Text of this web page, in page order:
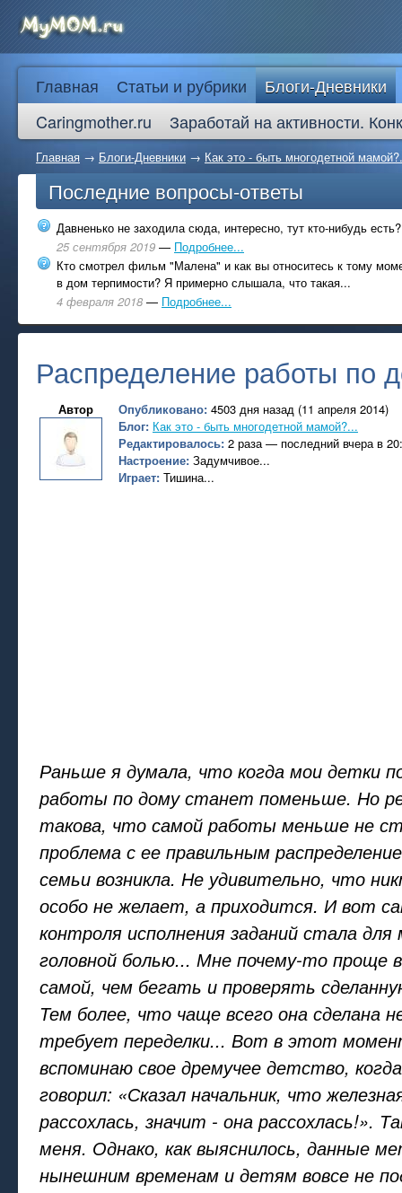
Главная Статьи и рубрики
Блоги-Дневники
Caringmother.ru
Заработай на активности.
Главная → Блоги-Дневники → Как это - быть многодетной
Последние вопросы-ответы
Давненько не заходила сюда, интересно, тут кто-нибудь есть?
25 сентября 2019 — Подробнее...
Кто смотрел фильм "Малена" и как вы относитесь к тому
в дом терпимости? Я примерно слышала, что такая...
4 февраля 2018 — Подробнее...
Распределение работы по
Автор Опубликовано: 4503 дня назад (11 апреля 2014)
Блог: Как это - быть многодетной мамой?...
Редактировалось: 2 раза — последний вчера в
Настроение: Задумчивое...
Играет: Тишина...
Раньше я думала, что когда мои детки
работы по дому станет поменьше. Но
такова, что самой работы меньше не
проблема с ее правильным
семьи возникла. Не удивительно, что
особо не желает, а приходится. И вот
контроля исполнения заданий стала
головной болью... Мне почему-то проще
самой, чем бегать и проверять
Тем более, что чаще всего она сделана
требует переделки... Вот в этот
вспоминаю свое дремучее детство,
говорил: «Сказал начальник, что
рассохлась, значит - она рассохлась!».
меня. Однако, как выяснилось, данные
нынешним временам и детям вовсе не